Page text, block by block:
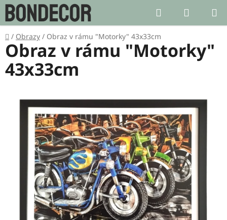
Přejít
na
obsah
Hledat
KOŠÍK
Domů
/ Obrazy / Obraz v rámu "Motorky" 43x33cm
Obraz v rámu "Motorky"
43x33cm